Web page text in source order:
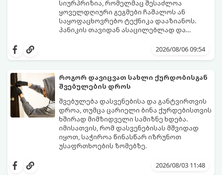
სიურპრიზია, რომელმაც შესაძლოა
ყოველდღიური გეგმები ჩაშალოს ან
საყოფაცხოვრებო ტექნიკა დააზიანოს.
პანიკის თავიდან ასაცილებლად და
უზრუნველსაყოფად, მნიშვნელოვანია
რომლებიც შუქის ქრობისთანავე
2026/08/06 09:54
როგორ დავიცვათ სახლი ქურდობისგან
შვებულების დროს
შვებულება დასვენებისა და განტვირთვის
დროა, თუმცა ცარიელი ბინა ქურდებისთვის
ხშირად მიმზიდველი სამიზნე ხდება.
იმისათვის, რომ დასვენებისას მშვიდად
იყოთ, საჭიროა წინასწარ იზრუნოთ
უსაფრთხოების ზომებზე.
2026/08/03 11:48